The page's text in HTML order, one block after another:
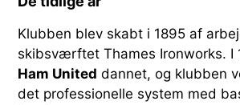
Klubben blev skabt i 1895 af
skibsværftet Thames Ironworks. I
Ham United dannet, og klubben
det professionelle system med